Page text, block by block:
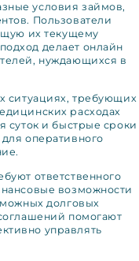
условия займов,
Пользователи
их текущему
делает онлайн
нуждающихся в
ситуациях, требующих
расходах
суток и быстрые сроки
оперативного
ответственного
возможности
долговых
помогают
управлять